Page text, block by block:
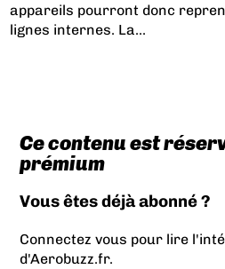
appareils pourront donc
lignes internes. La...
Ce contenu est
prémium
Vous êtes déjà abonné ?
Connectez vous pour lire
d'Aerobuzz.fr.